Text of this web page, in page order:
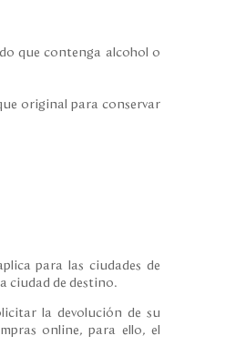
que contenga alcohol o
original para conservar
para las ciudades de
ciudad de destino.
la devolución de su
online, para ello, el